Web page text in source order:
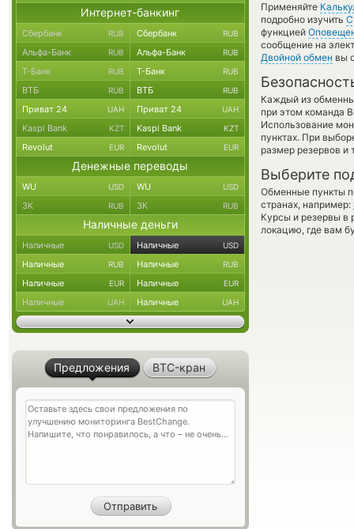
Применяйте
подробно изучить
функцией
сообщение на
Двойной обмен вы
Каждый из
при этом команда
Использование
пунктах. При
размер резервов и
Выберите
Обменные пункты
странах, например:
Курсы и резервы в
локацию, где вам
Интернет-банкинг
Сбербанк RUB Сбербанк RUB
Альфа-Банк RUB Альфа-Банк RUB
Т-Банк RUB Т-Банк RUB
ВТБ RUB ВТБ RUB
Приват 24 UAH Приват 24 UAH
Kaspi Bank KZT Kaspi Bank KZT
Revolut EUR Revolut EUR
Денежные переводы
WU USD WU USD
ЗК RUB ЗК RUB
Наличные деньги
Наличные USD Наличные USD
Наличные RUB Наличные RUB
Наличные EUR Наличные EUR
Наличные UAH Наличные UAH
Предложения BTC-кран